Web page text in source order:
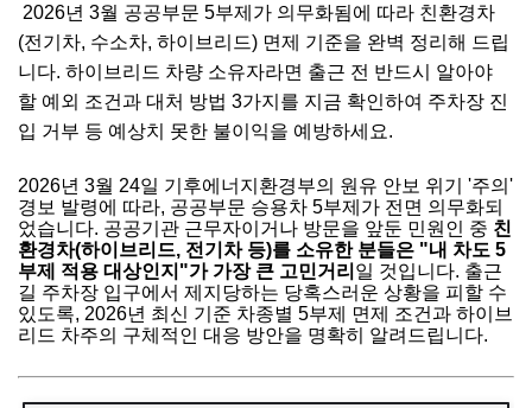
2026년 3월 공공부문 5부제가 의무화됨에 따라 친환경차
(전기차, 수소차, 하이브리드) 면제 기준을 완벽 정리해 드립
니다. 하이브리드 차량 소유자라면 출근 전 반드시 알아야
할 예외 조건과 대처 방법 3가지를 지금 확인하여 주차장 진
입 거부 등 예상치 못한 불이익을 예방하세요.
2026년 3월 24일 기후에너지환경부의 원유 안보 위기 '주의'
경보 발령에 따라, 공공부문 승용차 5부제가 전면 의무화되
었습니다. 공공기관 근무자이거나 방문을 앞둔 민원인 중 친
환경차(하이브리드, 전기차 등)를 소유한 분들은 "내 차도 5
부제 적용 대상인지"가 가장 큰 고민거리 일 것입니다. 출근
길 주차장 입구에서 제지당하는 당혹스러운 상황을 피할 수
있도록, 2026년 최신 기준 차종별 5부제 면제 조건과 하이브
리드 차주의 구체적인 대응 방안을 명확히 알려드립니다.